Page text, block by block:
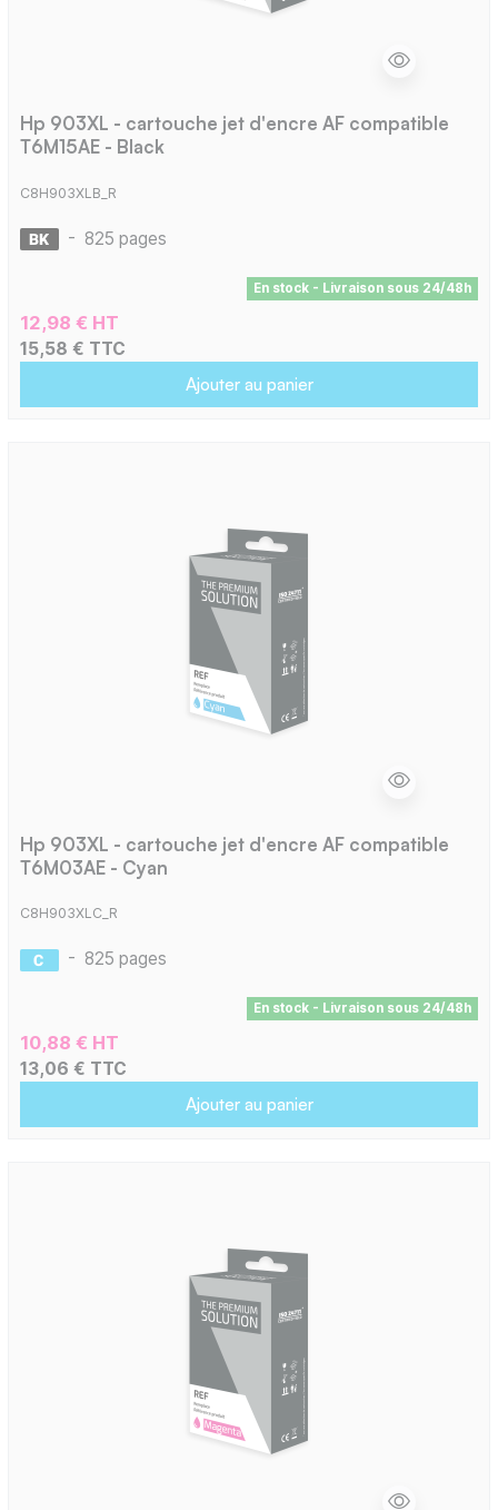
Hp 903XL - cartouche jet d'encre AF compatible
T6M15AE - Black
C8H903XLB_R
- 825 pages
En stock - Livraison sous 24/48h
12,98 € HT
15,58 € TTC
Ajouter au panier
Hp 903XL - cartouche jet d'encre AF compatible
T6M03AE - Cyan
C8H903XLC_R
- 825 pages
En stock - Livraison sous 24/48h
10,88 € HT
13,06 € TTC
Ajouter au panier